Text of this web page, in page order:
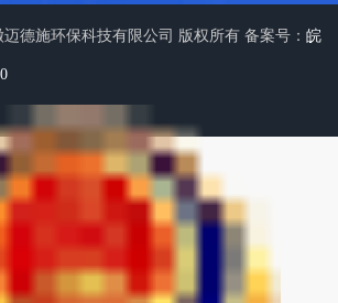
德施环保科技有限公司 版权所有 备案号： 皖